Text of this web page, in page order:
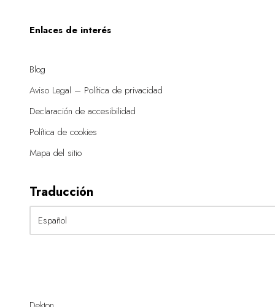
Enlaces de interés
Blog
Aviso Legal – Política de privacidad
Declaración de accesibilidad
Política de cookies
Mapa del sitio
Traducción